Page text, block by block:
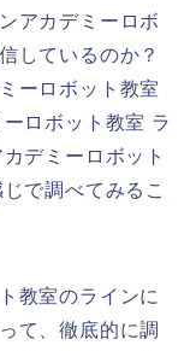
アカデミーロボ
しているのか？
ーロボット教室
ロボット教室 ラ
デミーロボット
で調べてみるこ
教室のラインに
て、徹底的に調